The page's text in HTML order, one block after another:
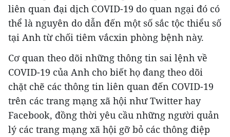
liên quan đại dịch COVID-19 do quan ngại đó có
thể là nguyên do dẫn đến một số sắc tộc thiểu số
tại Anh từ chối tiêm vắcxin phòng bệnh này.
Cơ quan theo dõi những thông tin sai lệnh về
COVID-19 của Anh cho biết họ đang theo dõi
chặt chẽ các thông tin liên quan đến COVID-19
trên các trang mạng xã hội như Twitter hay
Facebook, đồng thời yêu cầu những người quản
lý các trang mạng xã hội gỡ bỏ các thông điệp